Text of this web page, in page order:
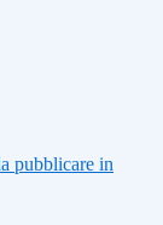
pubblicare in